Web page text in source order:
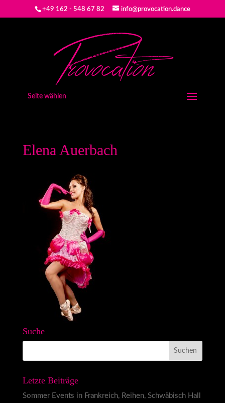
+49 162 - 548 67 82 info@provocation.dance
Seite wählen
Elena Auerbach
Suche
Letzte Beiträge
Sommer Events in Frankreich, Reihen, Schwäbisch Hall